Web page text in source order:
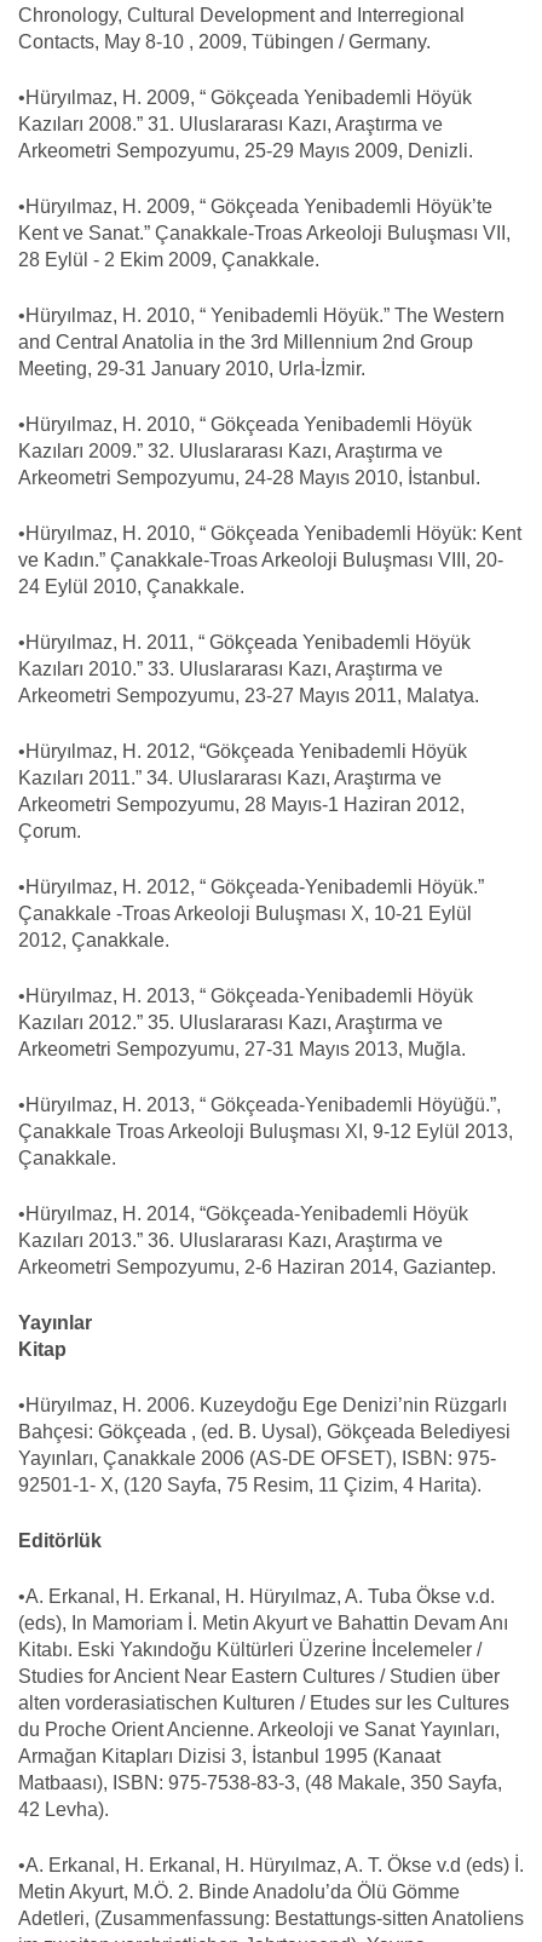
Chronology, Cultural Development and Interregional
Contacts, May 8-10 , 2009, Tübingen / Germany.
•Hüryılmaz, H. 2009, “ Gökçeada Yenibademli Höyük
Kazıları 2008.” 31. Uluslararası Kazı, Araştırma ve
Arkeometri Sempozyumu, 25-29 Mayıs 2009, Denizli.
•Hüryılmaz, H. 2009, “ Gökçeada Yenibademli Höyük’te
Kent ve Sanat.” Çanakkale-Troas Arkeoloji Buluşması VII,
28 Eylül - 2 Ekim 2009, Çanakkale.
•Hüryılmaz, H. 2010, “ Yenibademli Höyük.” The Western
and Central Anatolia in the 3rd Millennium 2nd Group
Meeting, 29-31 January 2010, Urla-İzmir.
•Hüryılmaz, H. 2010, “ Gökçeada Yenibademli Höyük
Kazıları 2009.” 32. Uluslararası Kazı, Araştırma ve
Arkeometri Sempozyumu, 24-28 Mayıs 2010, İstanbul.
•Hüryılmaz, H. 2010, “ Gökçeada Yenibademli Höyük: Kent
ve Kadın.” Çanakkale-Troas Arkeoloji Buluşması VIII, 20-
24 Eylül 2010, Çanakkale.
•Hüryılmaz, H. 2011, “ Gökçeada Yenibademli Höyük
Kazıları 2010.” 33. Uluslararası Kazı, Araştırma ve
Arkeometri Sempozyumu, 23-27 Mayıs 2011, Malatya.
•Hüryılmaz, H. 2012, “Gökçeada Yenibademli Höyük
Kazıları 2011.” 34. Uluslararası Kazı, Araştırma ve
Arkeometri Sempozyumu, 28 Mayıs-1 Haziran 2012,
Çorum.
•Hüryılmaz, H. 2012, “ Gökçeada-Yenibademli Höyük.”
Çanakkale -Troas Arkeoloji Buluşması X, 10-21 Eylül
2012, Çanakkale.
•Hüryılmaz, H. 2013, “ Gökçeada-Yenibademli Höyük
Kazıları 2012.” 35. Uluslararası Kazı, Araştırma ve
Arkeometri Sempozyumu, 27-31 Mayıs 2013, Muğla.
•Hüryılmaz, H. 2013, “ Gökçeada-Yenibademli Höyüğü.”,
Çanakkale Troas Arkeoloji Buluşması XI, 9-12 Eylül 2013,
Çanakkale.
•Hüryılmaz, H. 2014, “Gökçeada-Yenibademli Höyük
Kazıları 2013.” 36. Uluslararası Kazı, Araştırma ve
Arkeometri Sempozyumu, 2-6 Haziran 2014, Gaziantep.
Yayınlar
Kitap
•Hüryılmaz, H. 2006. Kuzeydoğu Ege Denizi’nin Rüzgarlı
Bahçesi: Gökçeada , (ed. B. Uysal), Gökçeada Belediyesi
Yayınları, Çanakkale 2006 (AS-DE OFSET), ISBN: 975-
92501-1- X, (120 Sayfa, 75 Resim, 11 Çizim, 4 Harita).
Editörlük
•A. Erkanal, H. Erkanal, H. Hüryılmaz, A. Tuba Ökse v.d.
(eds), In Mamoriam İ. Metin Akyurt ve Bahattin Devam Anı
Kitabı. Eski Yakındoğu Kültürleri Üzerine İncelemeler /
Studies for Ancient Near Eastern Cultures / Studien über
alten vorderasiatischen Kulturen / Etudes sur les Cultures
du Proche Orient Ancienne. Arkeoloji ve Sanat Yayınları,
Armağan Kitapları Dizisi 3, İstanbul 1995 (Kanaat
Matbaası), ISBN: 975-7538-83-3, (48 Makale, 350 Sayfa,
42 Levha).
•A. Erkanal, H. Erkanal, H. Hüryılmaz, A. T. Ökse v.d (eds) İ.
Metin Akyurt, M.Ö. 2. Binde Anadolu’da Ölü Gömme
Adetleri, (Zusammenfassung: Bestattungs-sitten Anatoliens